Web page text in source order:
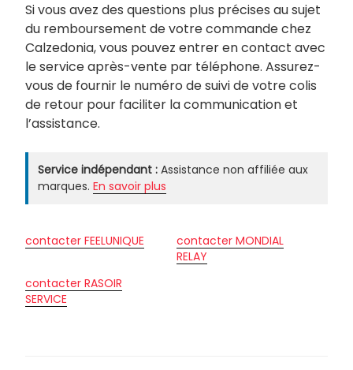
Si vous avez des questions plus précises au sujet
du remboursement de votre commande chez
Calzedonia, vous pouvez entrer en contact avec
le service après-vente par téléphone. Assurez-
vous de fournir le numéro de suivi de votre colis
de retour pour faciliter la communication et
l’assistance.
Service indépendant : Assistance non affiliée aux
marques. En savoir plus
contacter FEELUNIQUE
contacter MONDIAL
RELAY
contacter RASOIR
SERVICE